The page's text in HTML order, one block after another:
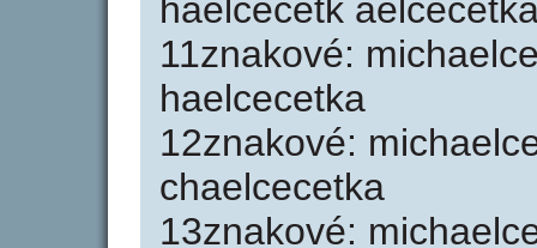
haelcecetk
11znakové:
haelcecetka
12znakové:
chaelcecetka
13znakové: